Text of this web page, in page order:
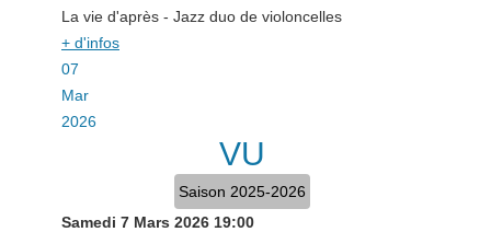
La vie d'après - Jazz duo de violoncelles
+ d'infos
07
Mar
2026
VU
Saison 2025-2026
Samedi 7 Mars 2026 19:00